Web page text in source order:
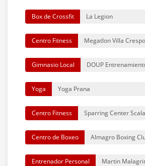
Box de Crossfit La Legion
Centro Fitness Megatlon Villa Crespo
Gimnasio Local DOUP
Yoga Yoga Prana
Centro Fitness Sparring Center
Centro de Boxeo Almagro Boxing
Entrenador Personal Martin